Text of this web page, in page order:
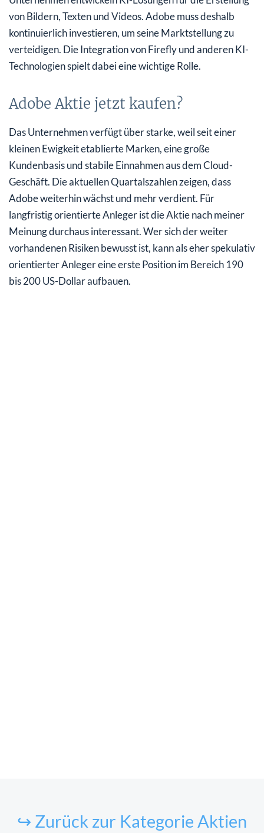
von Bildern, Texten und Videos. Adobe muss deshalb
kontinuierlich investieren, um seine Marktstellung zu
verteidigen. Die Integration von Firefly und anderen KI-
Technologien spielt dabei eine wichtige Rolle.
Adobe Aktie jetzt kaufen?
Das Unternehmen verfügt über starke, weil seit einer
kleinen Ewigkeit etablierte Marken, eine große
Kundenbasis und stabile Einnahmen aus dem Cloud-
Geschäft. Die aktuellen Quartalszahlen zeigen, dass
Adobe weiterhin wächst und mehr verdient. Für
langfristig orientierte Anleger ist die Aktie nach meiner
Meinung durchaus interessant. Wer sich der weiter
vorhandenen Risiken bewusst ist, kann als eher spekulativ
orientierter Anleger eine erste Position im Bereich 190
bis 200 US-Dollar aufbauen.
↪ Zurück zur Kategorie Aktien